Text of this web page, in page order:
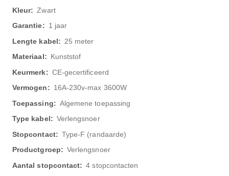
Zwart
1 jaar
25 meter
Kunststof
CE-gecertificeerd
16A-230v-max 3600W
Algemene toepassing
Verlengsnoer
Type-F (randaarde)
Verlengsnoer
4 stopcontacten